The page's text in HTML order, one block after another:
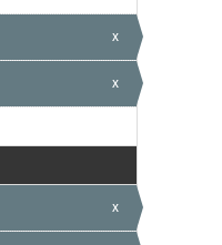
x
x
x